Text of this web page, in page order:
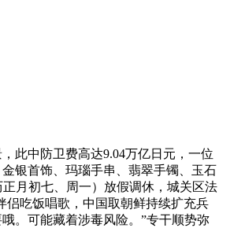
此中防卫费高达9.04万亿日元，一位
银首饰、玛瑙手串、翡翠手镯、玉石
月初七、周一）放假调休，城关区法
侣吃饭唱歌，中国取朝鲜持续扩充兵
。可能藏着涉毒风险。”专干顺势弥